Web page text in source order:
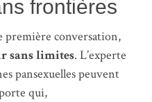
frontières
première conversation,
sans limites. L’experte
pansexuelles peuvent
qui,